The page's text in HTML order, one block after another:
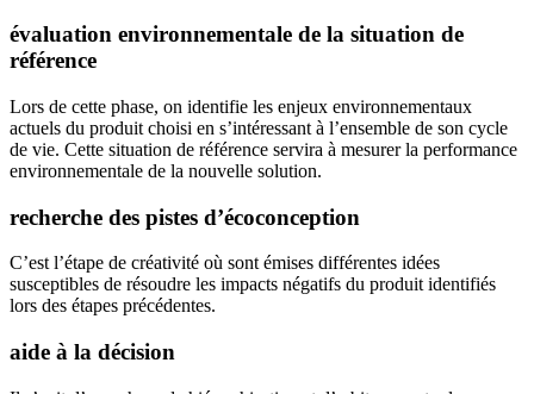
évaluation environnementale de la situation de
référence
Lors de cette phase, on identifie les enjeux environnementaux
actuels du produit choisi en s’intéressant à l’ensemble de son cycle
de vie. Cette situation de référence servira à mesurer la performance
environnementale de la nouvelle solution.
recherche des pistes d’écoconception
C’est l’étape de créativité où sont émises différentes idées
susceptibles de résoudre les impacts négatifs du produit identifiés
lors des étapes précédentes.
aide à la décision